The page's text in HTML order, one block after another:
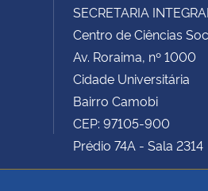
SECRETARIA
Centro de Ciências
Av. Roraima, nº 1000
Cidade Universitária
Bairro Camobi
CEP: 97105-900
Prédio 74A - Sala 2314